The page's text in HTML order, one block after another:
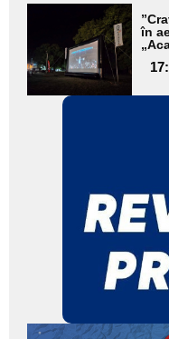
Adaugă
aici textul
pentru
subtitlu
în